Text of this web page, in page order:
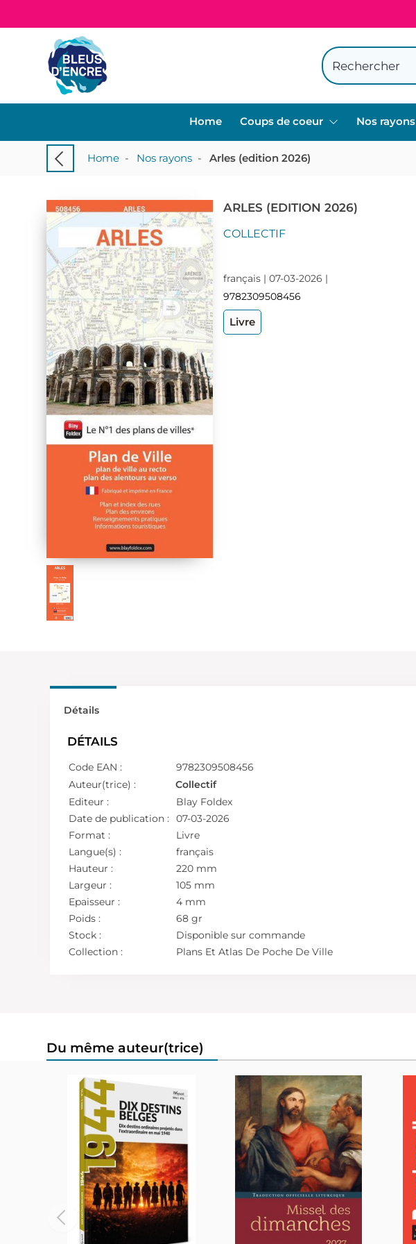
Home Coups de coeur Nos rayons
Home - Nos rayons - Arles (edition 2026)
ARLES (EDITION 2026)
COLLECTIF
français | 07-03-2026 |
9782309508456
Livre
Détails
DÉTAILS
Code EAN :
9782309508456
Auteur(trice) :
Collectif
Editeur :
Blay Foldex
Date de publication :
07-03-2026
Format :
Livre
Langue(s) :
français
Hauteur :
220 mm
Largeur :
105 mm
Epaisseur :
4 mm
Poids :
68 gr
Stock :
Disponible sur commande
Collection :
Plans Et Atlas De Poche De Ville
Du même auteur(trice)